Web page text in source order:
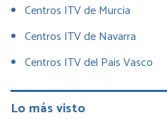
Centros ITV de Murcia
Centros ITV de Navarra
Centros ITV del Pais Vasco
Lo más visto